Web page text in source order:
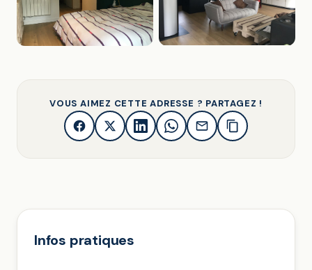
VOUS AIMEZ CETTE ADRESSE ? PARTAGEZ !
Infos pratiques